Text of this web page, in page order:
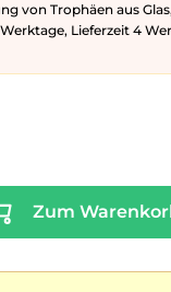
von Trophäen aus
Lieferzeit 4
Zum